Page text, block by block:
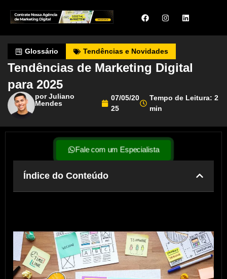
Glossário Tendências e Novidades
Tendências de Marketing Digital
para 2025
por Juliano
Mendes
07/05/20
25
Tempo de Leitura: 2
min
Fale com um Especialista
Índice do Conteúdo